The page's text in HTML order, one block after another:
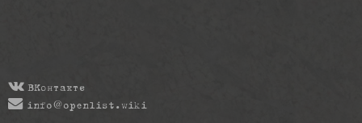
ВКонтакте
info@openlist.wiki